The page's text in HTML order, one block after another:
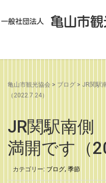
亀山市観光協会 > ブログ > JR関駅
（2022.7.24）
JR関駅南
満開です（
カテゴリー: ブログ, 季節